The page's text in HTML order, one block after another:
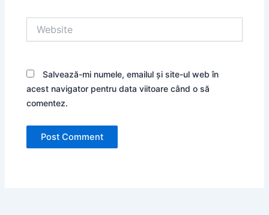
Salvează-mi numele, emailul și site-ul web în
acest navigator pentru data viitoare când o să
comentez.